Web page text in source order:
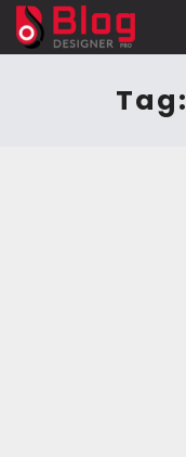
Tag: